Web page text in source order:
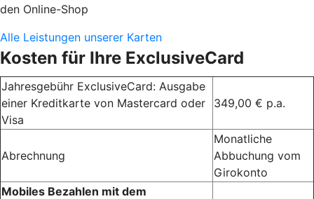
den Online-Shop
Alle Leistungen unserer Karten
Kosten für Ihre ExclusiveCard
Jahresgebühr ExclusiveCard: Ausgabe
einer Kreditkarte von Mastercard oder
Visa
349,00 € p.a.
Abrechnung
Monatliche
Abbuchung vom
Girokonto
Mobiles Bezahlen mit dem